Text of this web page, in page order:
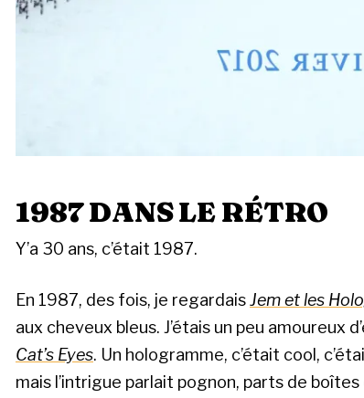
1987 DANS LE RÉTRO
Y’a 30 ans, c’était 1987.
En 1987, des fois, je regardaisJem et les
aux cheveux bleus. J’étais un peu amoureux
Cat’s Eyes. Un hologramme, c’était cool,
mais l’intrigue parlait pognon, parts de